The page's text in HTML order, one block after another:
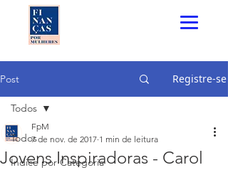
Post Registre-se
Todos
Índice por Categoria
Todos
Jovens Inspiradoras - Carol
FpM
7 de nov. de 2017 1 min de leitura